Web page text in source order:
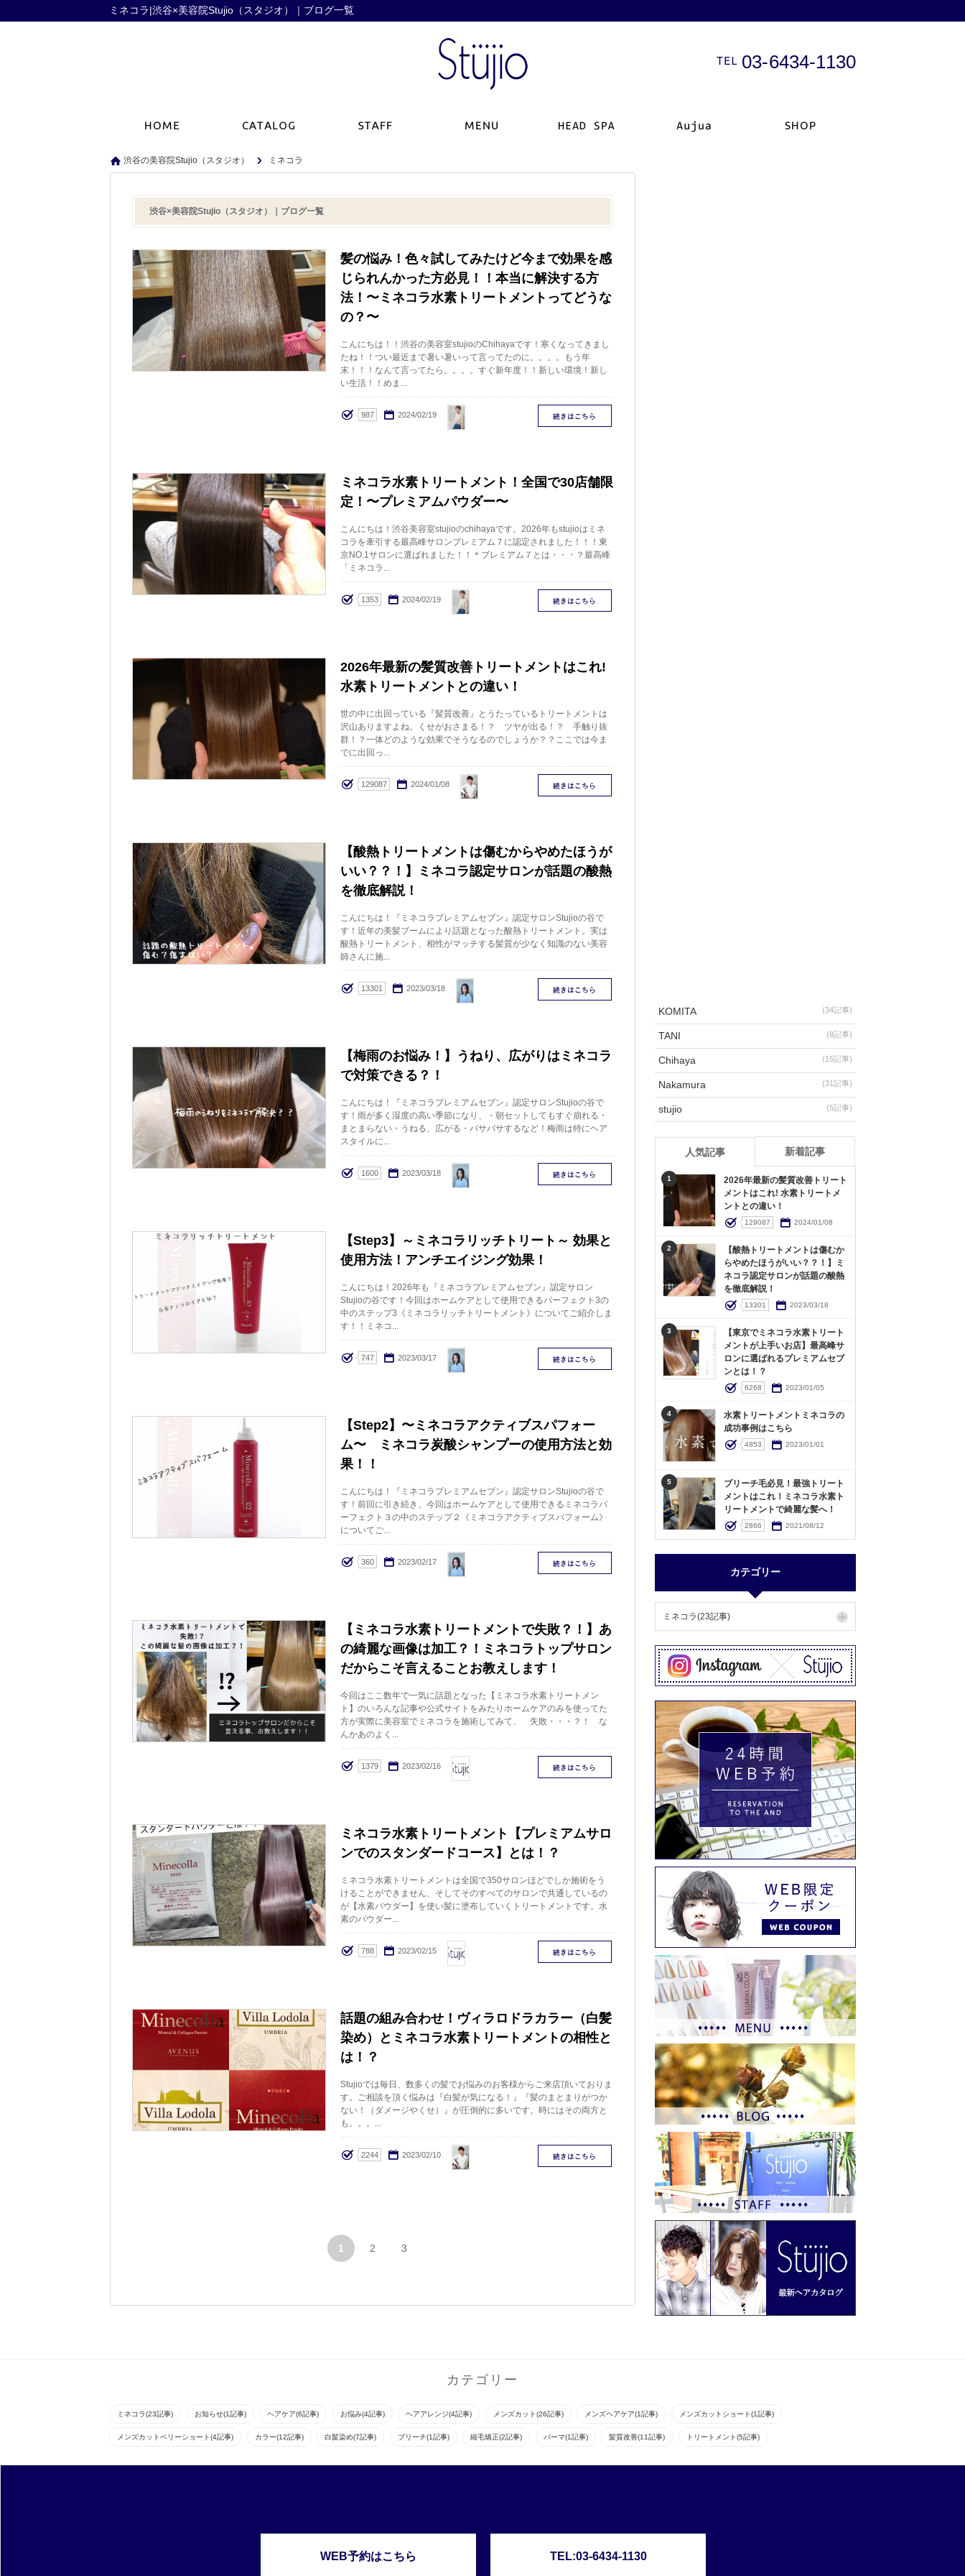
ミネコラ|渋谷×美容院Stujio（スタジオ）｜ブログ一覧
03-6434-1130
渋谷の美容院Stujio（スタジオ） ミネコラ
渋谷×美容院Stujio（スタジオ）｜ブログ一覧
髪の悩み！色々試してみたけど今まで効果を感
じられんかった方必見！！本当に解決する方
法！〜ミネコラ水素トリートメントってどうな
の？〜
こんにちは！！渋谷の美容室stujioのChihayaです！寒くなってきまし
たね！！つい最近まで暑い暑いって言ってたのに。。。。もう年
末！！！なんて言ってたら。。。。すぐ新年度！！新しい環境！新し
い生活！！めま...
987 2024/02/19 Chihaya
ミネコラ水素トリートメント！全国で30店舗限
定！〜プレミアムパウダー〜
こんにちは！渋谷美容室stujioのchihayaです。2026年もstujioはミネ
コラを牽引する最高峰サロンプレミアム７に認定されました！！！東
京NO.1サロンに選ばれました！！＊プレミアム７とは・・・？最高峰
「ミネコラ...
1353 2024/02/19 Chihaya
2026年最新の髪質改善トリートメントはこれ!
水素トリートメントとの違い！
世の中に出回っている『髪質改善』とうたっているトリートメントは
沢山ありますよね。くせがおさまる！？ ツヤが出る！？ 手触り抜
群！？一体どのような効果でそうなるのでしょうか？？ここでは今ま
でに出回っ...
129087 2024/01/08 Nakamura
【酸熱トリートメントは傷むからやめたほうが
いい？？！】ミネコラ認定サロンが話題の酸熱
を徹底解説！
こんにちは！『ミネコラプレミアムセブン』認定サロンStujioの谷で
す！近年の美髪ブームにより話題となった酸熱トリートメント。実は
酸熱トリートメント、相性がマッチする髪質が少なく知識のない美容
師さんに施...
13301 2023/03/18 TANI
【梅雨のお悩み！】うねり、広がりはミネコラ
で対策できる？！
こんにちは！『ミネコラプレミアムセブン』認定サロンStujioの谷で
す！雨が多く湿度の高い季節になり、・朝セットしてもすぐ崩れる・
まとまらない・うねる、広がる・バサバサするなど！梅雨は特にヘア
スタイルに...
1600 2023/03/18 TANI
【Step3】～ミネコラリッチトリート～ 効果と
使用方法！アンチエイジング効果！
こんにちは！2026年も『ミネコラプレミアムセブン』認定サロン
Stujioの谷です！今回はホームケアとして使用できるパーフェクト3の
中のステップ3《ミネコラリッチトリートメント》についてご紹介しま
す！！ミネコ...
747 2023/03/17 TANI
【Step2】〜ミネコラアクティブスパフォー
ム〜 ミネコラ炭酸シャンプーの使用方法と効
果！！
こんにちは！『ミネコラプレミアムセブン』認定サロンStujioの谷で
す！前回に引き続き、今回はホームケアとして使用できるミネコラパ
ーフェクト３の中のステップ２《ミネコラアクティブスパフォーム》
についてご...
360 2023/02/17 TANI
【ミネコラ水素トリートメントで失敗？！】あ
の綺麗な画像は加工？！ミネコラトップサロン
だからこそ言えることお教えします！
今回はここ数年で一気に話題となった【ミネコラ水素トリートメン
ト】のいろんな記事や公式サイトをみたりホームケアのみを使ってた
方が実際に美容室でミネコラを施術してみて、 失敗・・・？！ な
んかあのよく...
1379 2023/02/16 stujio
ミネコラ水素トリートメント【プレミアムサロ
ンでのスタンダードコース】とは！？
ミネコラ水素トリートメントは全国で350サロンほどでしか施術をう
けることができません、そしてそのすべてのサロンで共通しているの
が【水素パウダー】を使い髪に塗布していくトリートメントです。水
素のパウダー...
788 2023/02/15 stujio
話題の組み合わせ！ヴィラロドラカラー（白髪
染め）とミネコラ水素トリートメントの相性と
は！？
Stujioでは毎日、数多くの髪でお悩みのお客様からご来店頂いておりま
す。ご相談を頂く悩みは『白髪が気になる！』『髪のまとまりがつか
ない！（ダメージやくせ）』が圧倒的に多いです。時にはその両方と
も。。。...
2244 2023/02/10 Nakamura
1 2 3
KOMITA (34記事)
TANI (8記事)
Chihaya (15記事)
Nakamura (31記事)
stujio (5記事)
人気記事 新着記事
1
2026年最新の髪質改善トリート
メントはこれ! 水素トリートメ
ントとの違い！
129087 2024/01/08
2
【酸熱トリートメントは傷むか
らやめたほうがいい？？！】ミ
ネコラ認定サロンが話題の酸熱
を徹底解説！
13301 2023/03/18
3
【東京でミネコラ水素トリート
メントが上手いお店】最高峰サ
ロンに選ばれるプレミアムセブ
ンとは！？
6268 2023/01/05
4
水素トリートメントミネコラの
成功事例はこちら
4853 2023/01/01
5
ブリーチ毛必見！最強トリート
メントはこれ！ミネコラ水素ト
リートメントで綺麗な髪へ！
2866 2021/08/12
カテゴリー
ミネコラ(23記事)
カテゴリー
ミネコラ(23記事) お知らせ(1記事) ヘアケア(6記事) お悩み(4記事) ヘアアレンジ(4記事) メンズカット(26記事) メンズヘアケア(1記事) メンズカットショート(1記事)
メンズカットベリーショート(4記事) カラー(12記事) 白髪染め(7記事) ブリーチ(1記事) 縮毛矯正(2記事) パーマ(1記事) 髪質改善(11記事) トリートメント(5記事)
WEB予約はこちら TEL:03-6434-1130